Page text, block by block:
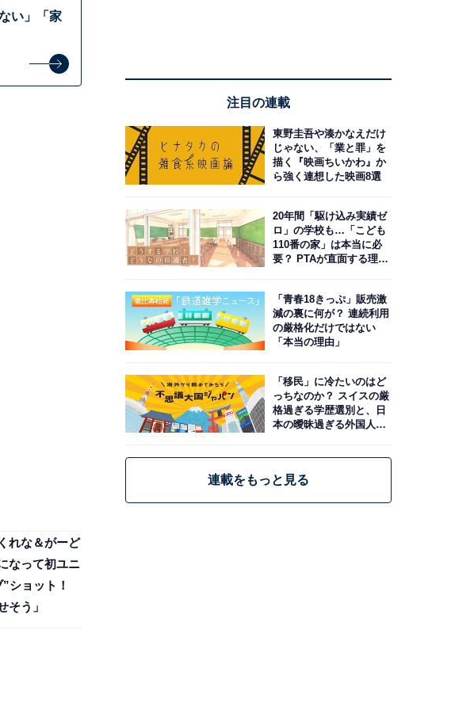
い」「家
れな＆がーど
なって初ユニ
ショット！
そう」
注目の連載
東野圭吾や湊かなえだけ
じゃない、「業と罪」を
描く『映画ちいかわ』か
ら強く連想した映画8選
20年間「駆け込み実績ゼ
ロ」の学校も…「こども
110番の家」は本当に必
要？ PTAが直面する理想
「青春18きっぷ」販売激
減の裏に何が？ 連続利用
の厳格化だけではない
「本当の理由」
「移民」に冷たいのはど
っちなのか？ スイスの厳
格過ぎる学歴選別と、日
本の曖昧過ぎる外国人政
連載をもっと見る